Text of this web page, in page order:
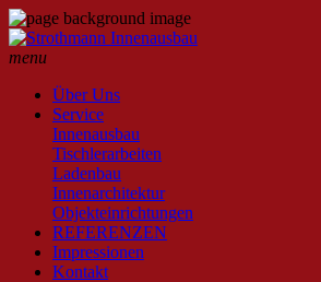
menu
Über Uns
Service
Innenausbau
Tischlerarbeiten
Ladenbau
Innenarchitektur
Objekteinrichtungen
REFERENZEN
Impressionen
Kontakt